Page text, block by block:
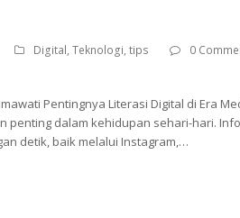
Digital, Teknologi, tips 0
Pentingnya Literasi Digital di Era
penting dalam kehidupan sehari-hari.
detik, baik melalui Instagram,…